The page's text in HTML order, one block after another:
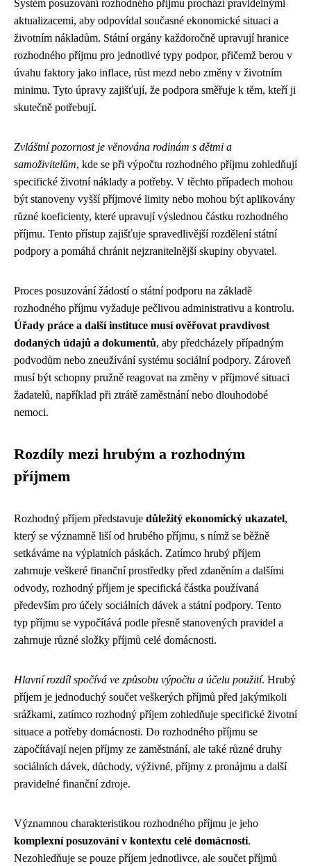
Systém posuzování rozhodného příjmu prochází pravidelnými
aktualizacemi, aby odpovídal současné ekonomické situaci a
životním nákladům. Státní orgány každoročně upravují hranice
rozhodného příjmu pro jednotlivé typy podpor, přičemž berou v
úvahu faktory jako inflace, růst mezd nebo změny v životním
minimu. Tyto úpravy zajišťují, že podpora směřuje k těm, kteří ji
skutečně potřebují.
Zvláštní pozornost je věnována rodinám s dětmi a
samoživitelům, kde se při výpočtu rozhodného příjmu zohledňují
specifické životní náklady a potřeby. V těchto případech mohou
být stanoveny vyšší příjmové limity nebo mohou být aplikovány
různé koeficienty, které upravují výslednou částku rozhodného
příjmu. Tento přístup zajišťuje spravedlivější rozdělení státní
podpory a pomáhá chránit nejzranitelnější skupiny obyvatel.
Proces posuzování žádostí o státní podporu na základě
rozhodného příjmu vyžaduje pečlivou administrativu a kontrolu.
Úřady práce a další instituce musí ověřovat pravdivost
dodaných údajů a dokumentů, aby předcházely případným
podvodům nebo zneužívání systému sociální podpory. Zároveň
musí být schopny pružně reagovat na změny v příjmové situaci
žadatelů, například při ztrátě zaměstnání nebo dlouhodobé
nemoci.
Rozdíly mezi hrubým a rozhodným
příjmem
Rozhodný příjem představuje důležitý ekonomický ukazatel,
který se významně liší od hrubého příjmu, s nímž se běžně
setkáváme na výplatních páskách. Zatímco hrubý příjem
zahrnuje veškeré finanční prostředky před zdaněním a dalšími
odvody, rozhodný příjem je specifická částka používaná
především pro účely sociálních dávek a státní podpory. Tento
typ příjmu se vypočítává podle přesně stanovených pravidel a
zahrnuje různé složky příjmů celé domácnosti.
Hlavní rozdíl spočívá ve způsobu výpočtu a účelu použití. Hrubý
příjem je jednoduchý součet veškerých příjmů před jakýmikoli
srážkami, zatímco rozhodný příjem zohledňuje specifické životní
situace a potřeby domácnosti. Do rozhodného příjmu se
započítávají nejen příjmy ze zaměstnání, ale také různé druhy
sociálních dávek, důchody, výživné, příjmy z pronájmu a další
pravidelné finanční zdroje.
Významnou charakteristikou rozhodného příjmu je jeho
komplexní posuzování v kontextu celé domácnosti.
Nezohledňuje se pouze příjem jednotlivce, ale součet příjmů